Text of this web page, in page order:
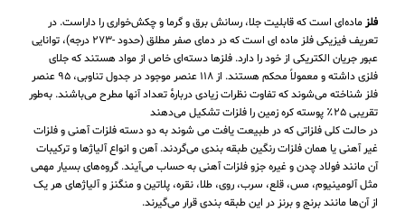
فلز ماده‌ای است که قابلیت جلا، رسانش برق و گرما و چکش‌خواری را داراست. در
تعریف فیزیکی فلز ماده ای است که در دمای صفر مطلق (حدود -۲۷۳ درجه)، توانایی
عبور جریان الکتریکی از خود را دارد. فلزها دسته‌ای خاص از مواد هستند که جلای
فلزی داشته و معمولاً محکم هستند. از ۱۱۸ عنصر موجود در جدول تناوبی، ۹۵ عنصر
فلز شناخته می‌شوند که تفاوت نظرات زیادی دربارهٔ تعداد آنها مطرح می‌باشند. به‌طور
تقریبی ۲۵٪ پوسته کره زمین را فلزات تشکیل می‌دهند
در حالت کلی فلزاتی که در طبیعت یافت می شوند به دو دسته فلزات آهنی و فلزات
غیر آهنی یا همان فلزات رنگین طبقه بندی می‌گردند. آهن و انواع آلیاژها و ترکیبات
آن مانند فولاد چدن و غیره جزو فلزات آهنی به حساب می‌‌آیند. گروه‌های بسیار مهمی
مثل آلومینیوم، مس، قلع، سرب، روی، طلا، نقره، پلاتین و منگنز و آلیاژهای هر یک
از آن‌ها مانند برنج و برنز در این طبقه‌ بندی قرار می‌‌گیرند.